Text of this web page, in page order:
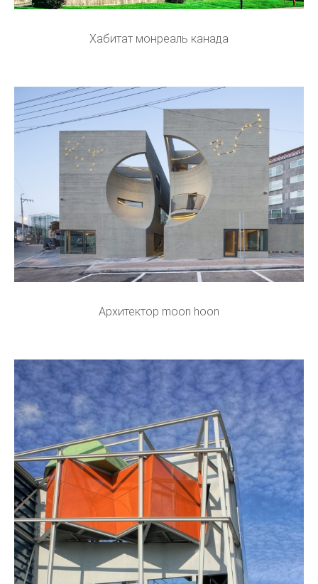
Хабитат монреаль канада
Архитектор moon hoon